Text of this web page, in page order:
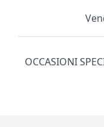
Categorie
OCCASIONI